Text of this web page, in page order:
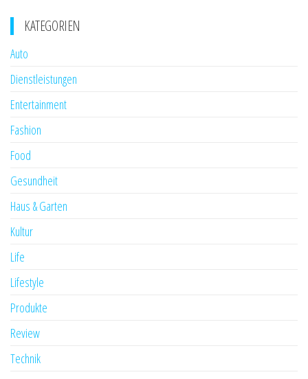
KATEGORIEN
Auto
Dienstleistungen
Entertainment
Fashion
Food
Gesundheit
Haus & Garten
Kultur
Life
Lifestyle
Produkte
Review
Technik